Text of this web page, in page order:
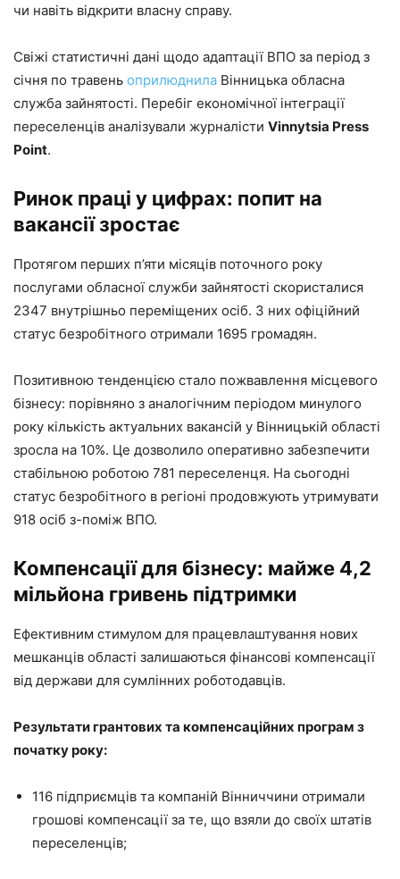
чи навіть відкрити власну справу.
Свіжі статистичні дані щодо адаптації ВПО за період з
січня по травень оприлюднила Вінницька обласна
служба зайнятості. Перебіг економічної інтеграції
переселенців аналізували журналісти Vinnytsia Press
Point.
Ринок праці у цифрах: попит на
вакансії зростає
Протягом перших п’яти місяців поточного року
послугами обласної служби зайнятості скористалися
2347 внутрішньо переміщених осіб. З них офіційний
статус безробітного отримали 1695 громадян.
Позитивною тенденцією стало пожвавлення місцевого
бізнесу: порівняно з аналогічним періодом минулого
року кількість актуальних вакансій у Вінницькій області
зросла на 10%. Це дозволило оперативно забезпечити
стабільною роботою 781 переселенця. На сьогодні
статус безробітного в регіоні продовжують утримувати
918 осіб з-поміж ВПО.
Компенсації для бізнесу: майже 4,2
мільйона гривень підтримки
Ефективним стимулом для працевлаштування нових
мешканців області залишаються фінансові компенсації
від держави для сумлінних роботодавців.
Результати грантових та компенсаційних програм з
початку року:
116 підприємців та компаній Вінниччини отримали
грошові компенсації за те, що взяли до своїх штатів
переселенців;